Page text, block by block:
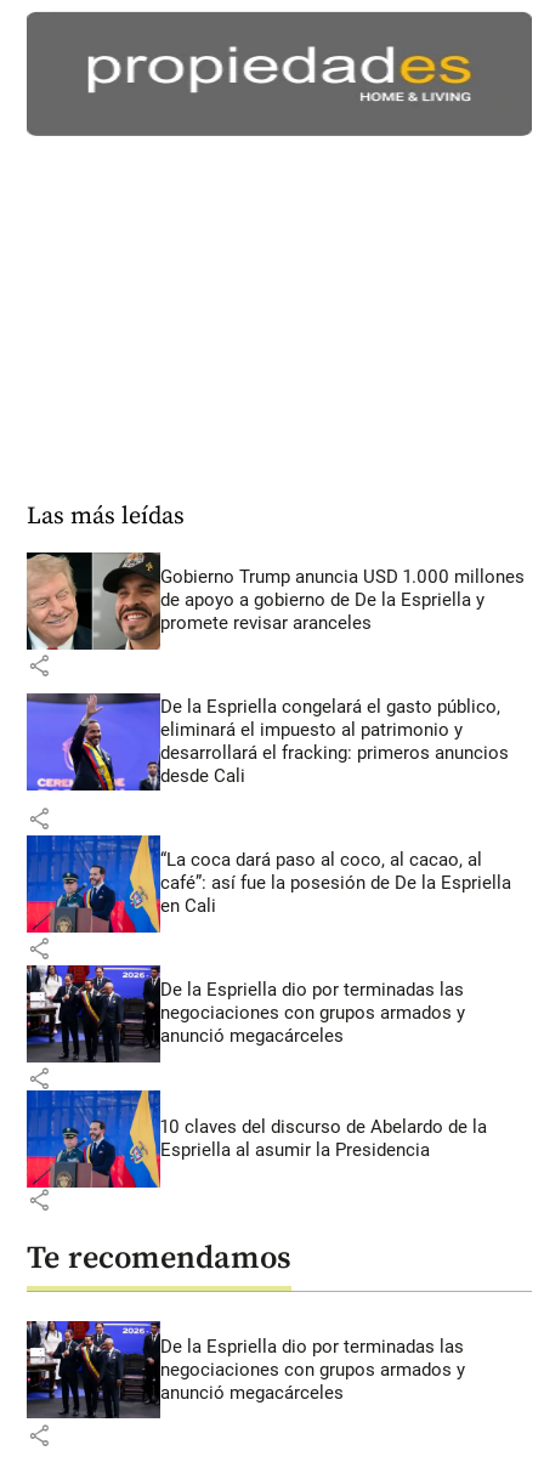
Las más leídas
Gobierno Trump anuncia USD 1.000 millones
de apoyo a gobierno de De la Espriella y
promete revisar aranceles
share
De la Espriella congelará el gasto público,
eliminará el impuesto al patrimonio y
desarrollará el fracking: primeros anuncios
desde Cali
share
“La coca dará paso al coco, al cacao, al
café”: así fue la posesión de De la Espriella
en Cali
share
De la Espriella dio por terminadas las
negociaciones con grupos armados y
anunció megacárceles
share
10 claves del discurso de Abelardo de la
Espriella al asumir la Presidencia
share
Te recomendamos
De la Espriella dio por terminadas las
negociaciones con grupos armados y
anunció megacárceles
share